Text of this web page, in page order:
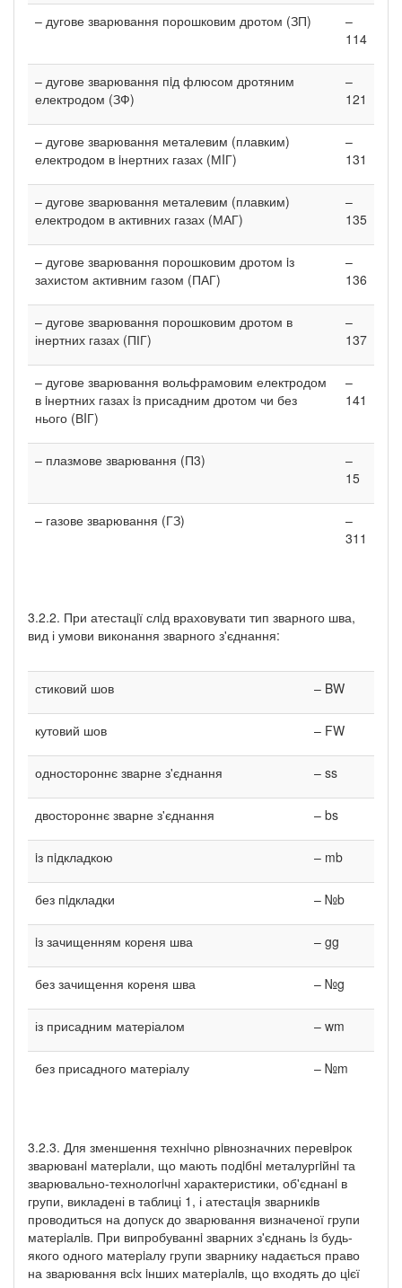
– дугове зварювання порошковим дротом (ЗП)
–
114
– дугове зварювання пiд флюсом дротяним
електродом (ЗФ)
–
121
– дугове зварювання металевим (плавким)
електродом в iнертних газах (МIГ)
–
131
– дугове зварювання металевим (плавким)
електродом в активних газах (МАГ)
–
135
– дугове зварювання порошковим дротом iз
захистом активним газом (ПАГ)
–
136
– дугове зварювання порошковим дротом в
інертних газах (ПІГ)
–
137
– дугове зварювання вольфрамовим електродом
в iнертних газах iз присадним дротом чи без
нього (ВIГ)
–
141
– плазмове зварювання (П3)
–
15
– газове зварювання (ГЗ)
–
311
3.2.2. При атестацiї слiд враховувати тип зварного шва,
вид і умови виконання зварного з'єднання:
стиковий шов – BW
кутовий шов – FW
одностороннє зварне з'єднання – ss
двостороннє зварне з'єднання – bs
iз пiдкладкою – mb
без пiдкладки – №b
iз зачищенням кореня шва – gg
без зачищення кореня шва – №g
із присадним матеріалом – wm
без присадного матеріалу – №m
3.2.3. Для зменшення технiчно рiвнозначних перевiрок
зварюванi матерiали, що мають подiбнi металургiйнi та
зварювально-технологiчнi характеристики, об'єднанi в
групи, викладені в таблиці 1, і атестацiя зварникiв
проводиться на допуск до зварювання визначеної групи
матерiалiв. При випробуваннi зварних з'єднань iз будь-
якого одного матерiалу групи зварнику надається право
на зварювання всiх iнших матерiалiв, що входять до цiєї